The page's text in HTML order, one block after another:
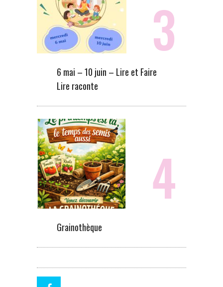
6 mai – 10 juin – Lire et Faire
Lire raconte
Grainothèque